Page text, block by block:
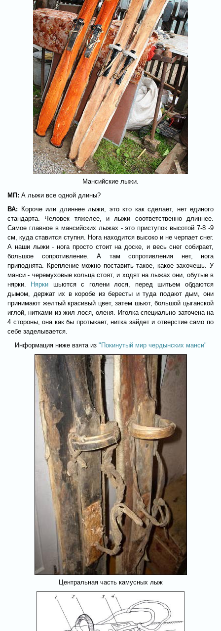
Мансийские лыжи.
МП: А лыжи все одной длины?
ВА: Короче или длиннее лыжи, это кто как сделает, нет единого
стандарта. Человек тяжелее, и лыжи соответственно длиннее.
Самое главное в мансийских лыжах - это приступок высотой 7-8 -9
см, куда ставится ступня. Нога находится высоко и не черпает снег.
А наши лыжи - нога просто стоит на доске, и весь снег собирает,
большое сопротивление. А там сопротивления нет, нога
приподнята. Крепление можно поставить такое, какое захочешь. У
манси - черемуховые кольца стоят, и ходят на лыжах они, обутые в
нярки.
Нярки шьются с голени лося, перед шитьем обдаются
дымом, держат их в коробе из бересты и туда подают дым, они
принимают желтый красивый цвет, затем шьют, большой цыганской
иглой, нитками из жил лося, оленя. Иголка специально заточена на
4 стороны, она как бы протыкает, нитка зайдет и отверстие само по
себе заделывается.
Информация ниже взята из "Покинутый мир чердынских манси"
Центральная часть камусных лыж